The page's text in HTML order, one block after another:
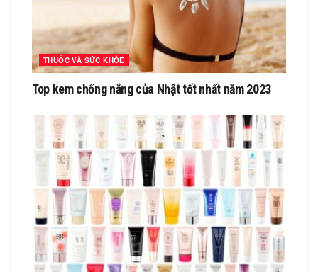
THUỐC VÀ SỨC KHỎE
Top kem chống nắng của Nhật tốt nhất năm 2023